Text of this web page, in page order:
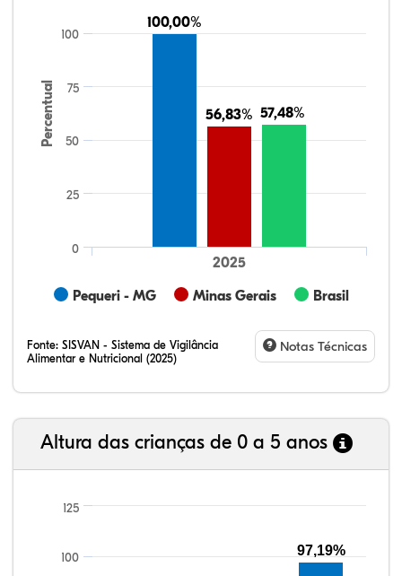
Percentual
100,00%
100,00%
56,83%
56,83% 57,48%
57,48%
Pequeri - MG Minas Gerais Brasil
2025
0
25
50
75
100
Fonte: SISVAN - Sistema de Vigilância
Alimentar e Nutricional (2025)
Notas Técnicas
Altura das crianças de 0 a 5 anos
100
125
97,19%